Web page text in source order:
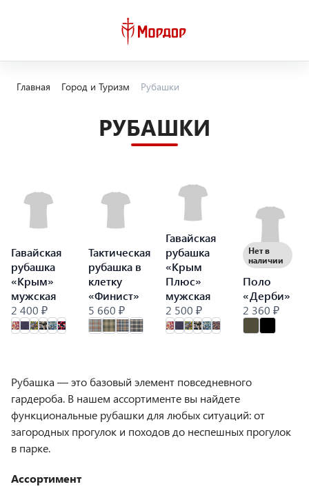
Главная Город и Туризм Рубашки
РУБАШКИ
Гавайская
рубашка
«Крым»
мужская
2 400 ₽
Тактическая
рубашка в
клетку
«Финист»
5 660 ₽
Гавайская
рубашка
«Крым
Плюс»
мужская
2 500 ₽
Нет в
наличии
Поло
«Дерби»
2 360 ₽
Рубашка — это базовый элемент повседневного
гардероба. В нашем ассортименте вы найдете
функциональные рубашки для любых ситуаций: от
загородных прогулок и походов до неспешных прогулок
в парке.
Ассортимент